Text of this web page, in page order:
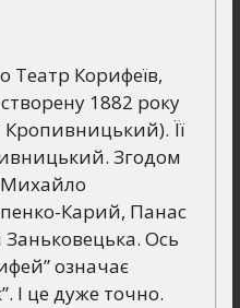
Театр Корифеїв,
1882 року
Кропивницький). Її
Згодом
Михайло
Карий, Панас
Ось
означає
І це дуже точно.